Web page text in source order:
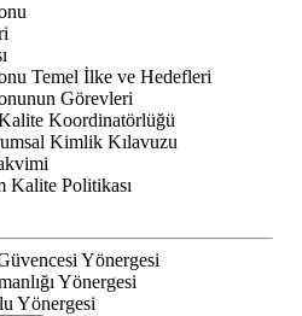
Temel İlke ve Hedefleri
Görevleri
Koordinatörlüğü
Kimlik Kılavuzu
Kalite Politikası
Yönergesi
Yönergesi
Yönergesi